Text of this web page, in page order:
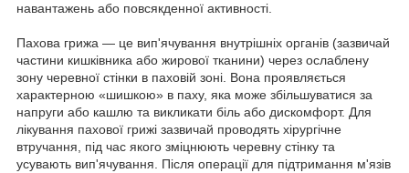
навантажень або повсякденної активності.
Пахова грижа — це вип'ячування внутрішніх органів (зазвичай
частини кишківника або жирової тканини) через ослаблену
зону черевної стінки в паховій зоні. Вона проявляється
характерною «шишкою» в паху, яка може збільшуватися за
напруги або кашлю та викликати біль або дискомфорт. Для
лікування пахової грижі зазвичай проводять хірургічне
втручання, під час якого зміцнюють черевну стінку та
усувають вип'ячування. Після операції для підтримання м'язів